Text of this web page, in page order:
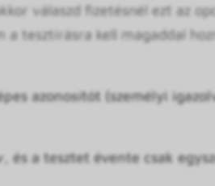
válaszd fizetésnél ezt az
a tesztírásra kell magaddal
azonosítót (személyi
és a tesztet évente csak